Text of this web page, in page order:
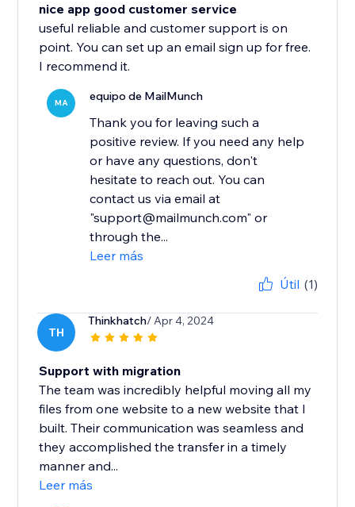
nice app good customer service
useful reliable and customer support is on
point. You can set up an email sign up for free.
I recommend it.
MA equipo de MailMunch
Thank you for leaving such a
positive review. If you need any help
or have any questions, don't
hesitate to reach out. You can
contact us via email at
"support@mailmunch.com" or
through the...
Leer más
Útil (1)
TH
Thinkhatch/ Apr 4, 2024
Support with migration
The team was incredibly helpful moving all my
files from one website to a new website that I
built. Their communication was seamless and
they accomplished the transfer in a timely
manner and...
Leer más